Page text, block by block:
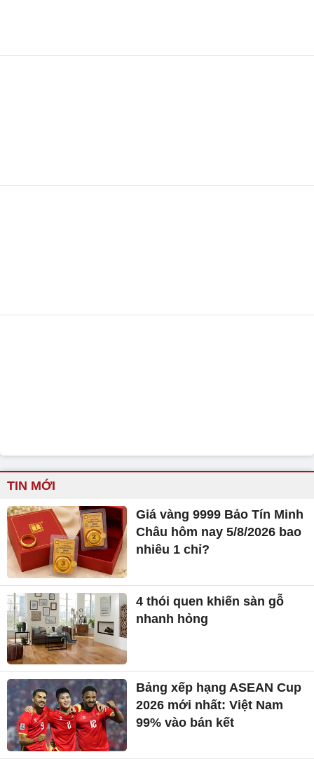
TIN MỚI
Giá vàng 9999 Bảo Tín Minh
Châu hôm nay 5/8/2026 bao
nhiêu 1 chỉ?
4 thói quen khiến sàn gỗ
nhanh hỏng
Bảng xếp hạng ASEAN Cup
2026 mới nhất: Việt Nam
99% vào bán kết